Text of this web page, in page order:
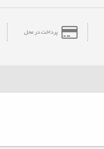
پرداخت در محل